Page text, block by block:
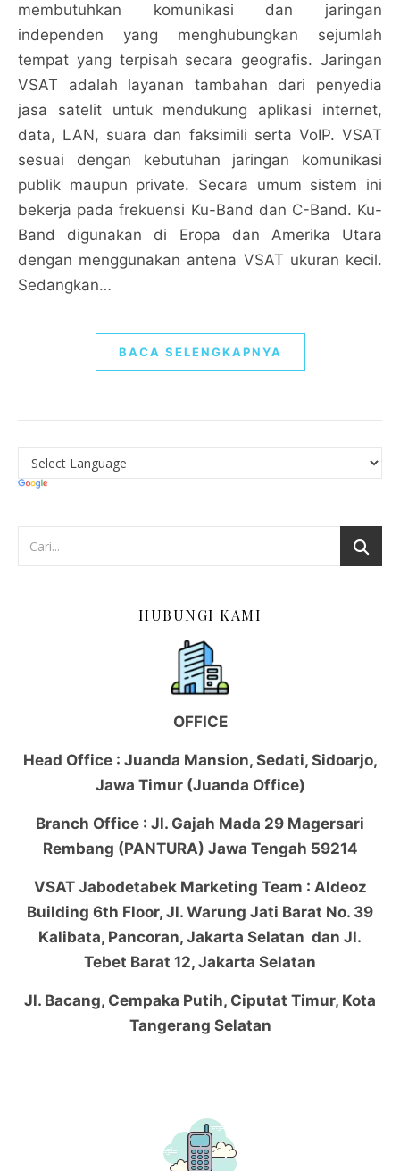
membutuhkan komunikasi dan jaringan
independen yang menghubungkan sejumlah
tempat yang terpisah secara geografis. Jaringan
VSAT adalah layanan tambahan dari penyedia
jasa satelit untuk mendukung aplikasi internet,
data, LAN, suara dan faksimili serta VoIP. VSAT
sesuai dengan kebutuhan jaringan komunikasi
publik maupun private. Secara umum sistem ini
bekerja pada frekuensi Ku-Band dan C-Band. Ku-
Band digunakan di Eropa dan Amerika Utara
dengan menggunakan antena VSAT ukuran kecil.
Sedangkan…
BACA SELENGKAPNYA
HUBUNGI KAMI
OFFICE
Head Office : Juanda Mansion, Sedati, Sidoarjo,
Jawa Timur (Juanda Office)
Branch Office : Jl. Gajah Mada 29 Magersari
Rembang (PANTURA) Jawa Tengah 59214
VSAT Jabodetabek Marketing Team : Aldeoz
Building 6th Floor, Jl. Warung Jati Barat No. 39
Kalibata, Pancoran, Jakarta Selatan dan Jl.
Tebet Barat 12, Jakarta Selatan
Jl. Bacang, Cempaka Putih, Ciputat Timur, Kota
Tangerang Selatan